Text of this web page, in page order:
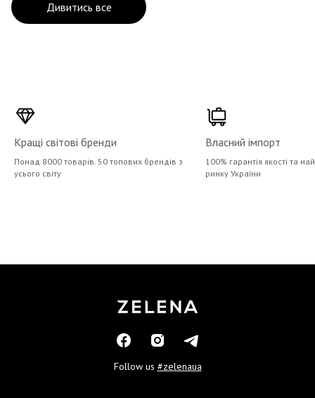
Дивитись все
Кращі світові бренди
Понад 8000 товарів. 50 топових брендів з
усього світу
Власний імпорт
100% гарантія якості та
ринку України
Follow us #zelenaua